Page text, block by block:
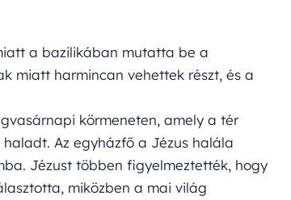
a bazilikában mutatta be a
miatt harmincan vehettek részt, és a
körmeneten, amely a tér
Az egyházfő a Jézus halála
Jézust többen figyelmeztették, hogy
miközben a mai világ